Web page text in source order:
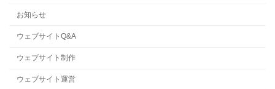
お知らせ
ウェブサイトQ&A
ウェブサイト制作
ウェブサイト運営